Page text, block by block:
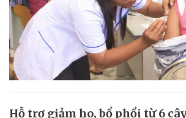
Hỗ trợ giảm ho, bổ phổi từ 6